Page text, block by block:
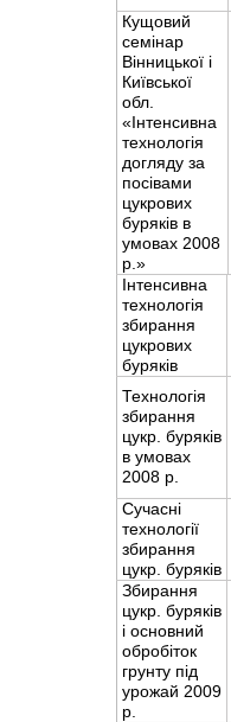
Кущовий
семінар
Вінницької і
Київської
обл.
«Інтенсивна
технологія
догляду за
посівами
цукрових
буряків в
умовах 2008
р.»
Інтенсивна
технологія
збирання
цукрових
буряків
Технологія
збирання
цукр. буряків
в умовах
2008 р.
Сучасні
технології
збирання
цукр. буряків
Збирання
цукр. буряків
і основний
обробіток
грунту під
урожай 2009
р.